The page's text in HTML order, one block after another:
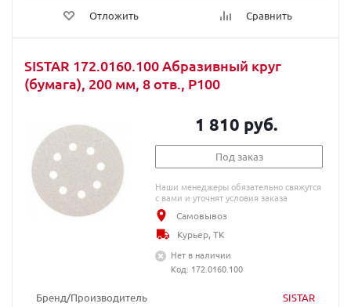
Отложить Сравнить
SISTAR 172.0160.100 Абразивный круг
(бумага), 200 мм, 8 отв., P100
Бренд/Производитель SISTAR
1 810 руб.
Под заказ
Наши менеджеры обязательно свяжутся
с вами и уточнят условия заказа
Самовывоз
Курьер, ТК
Нет в наличии
Код: 172.0160.100